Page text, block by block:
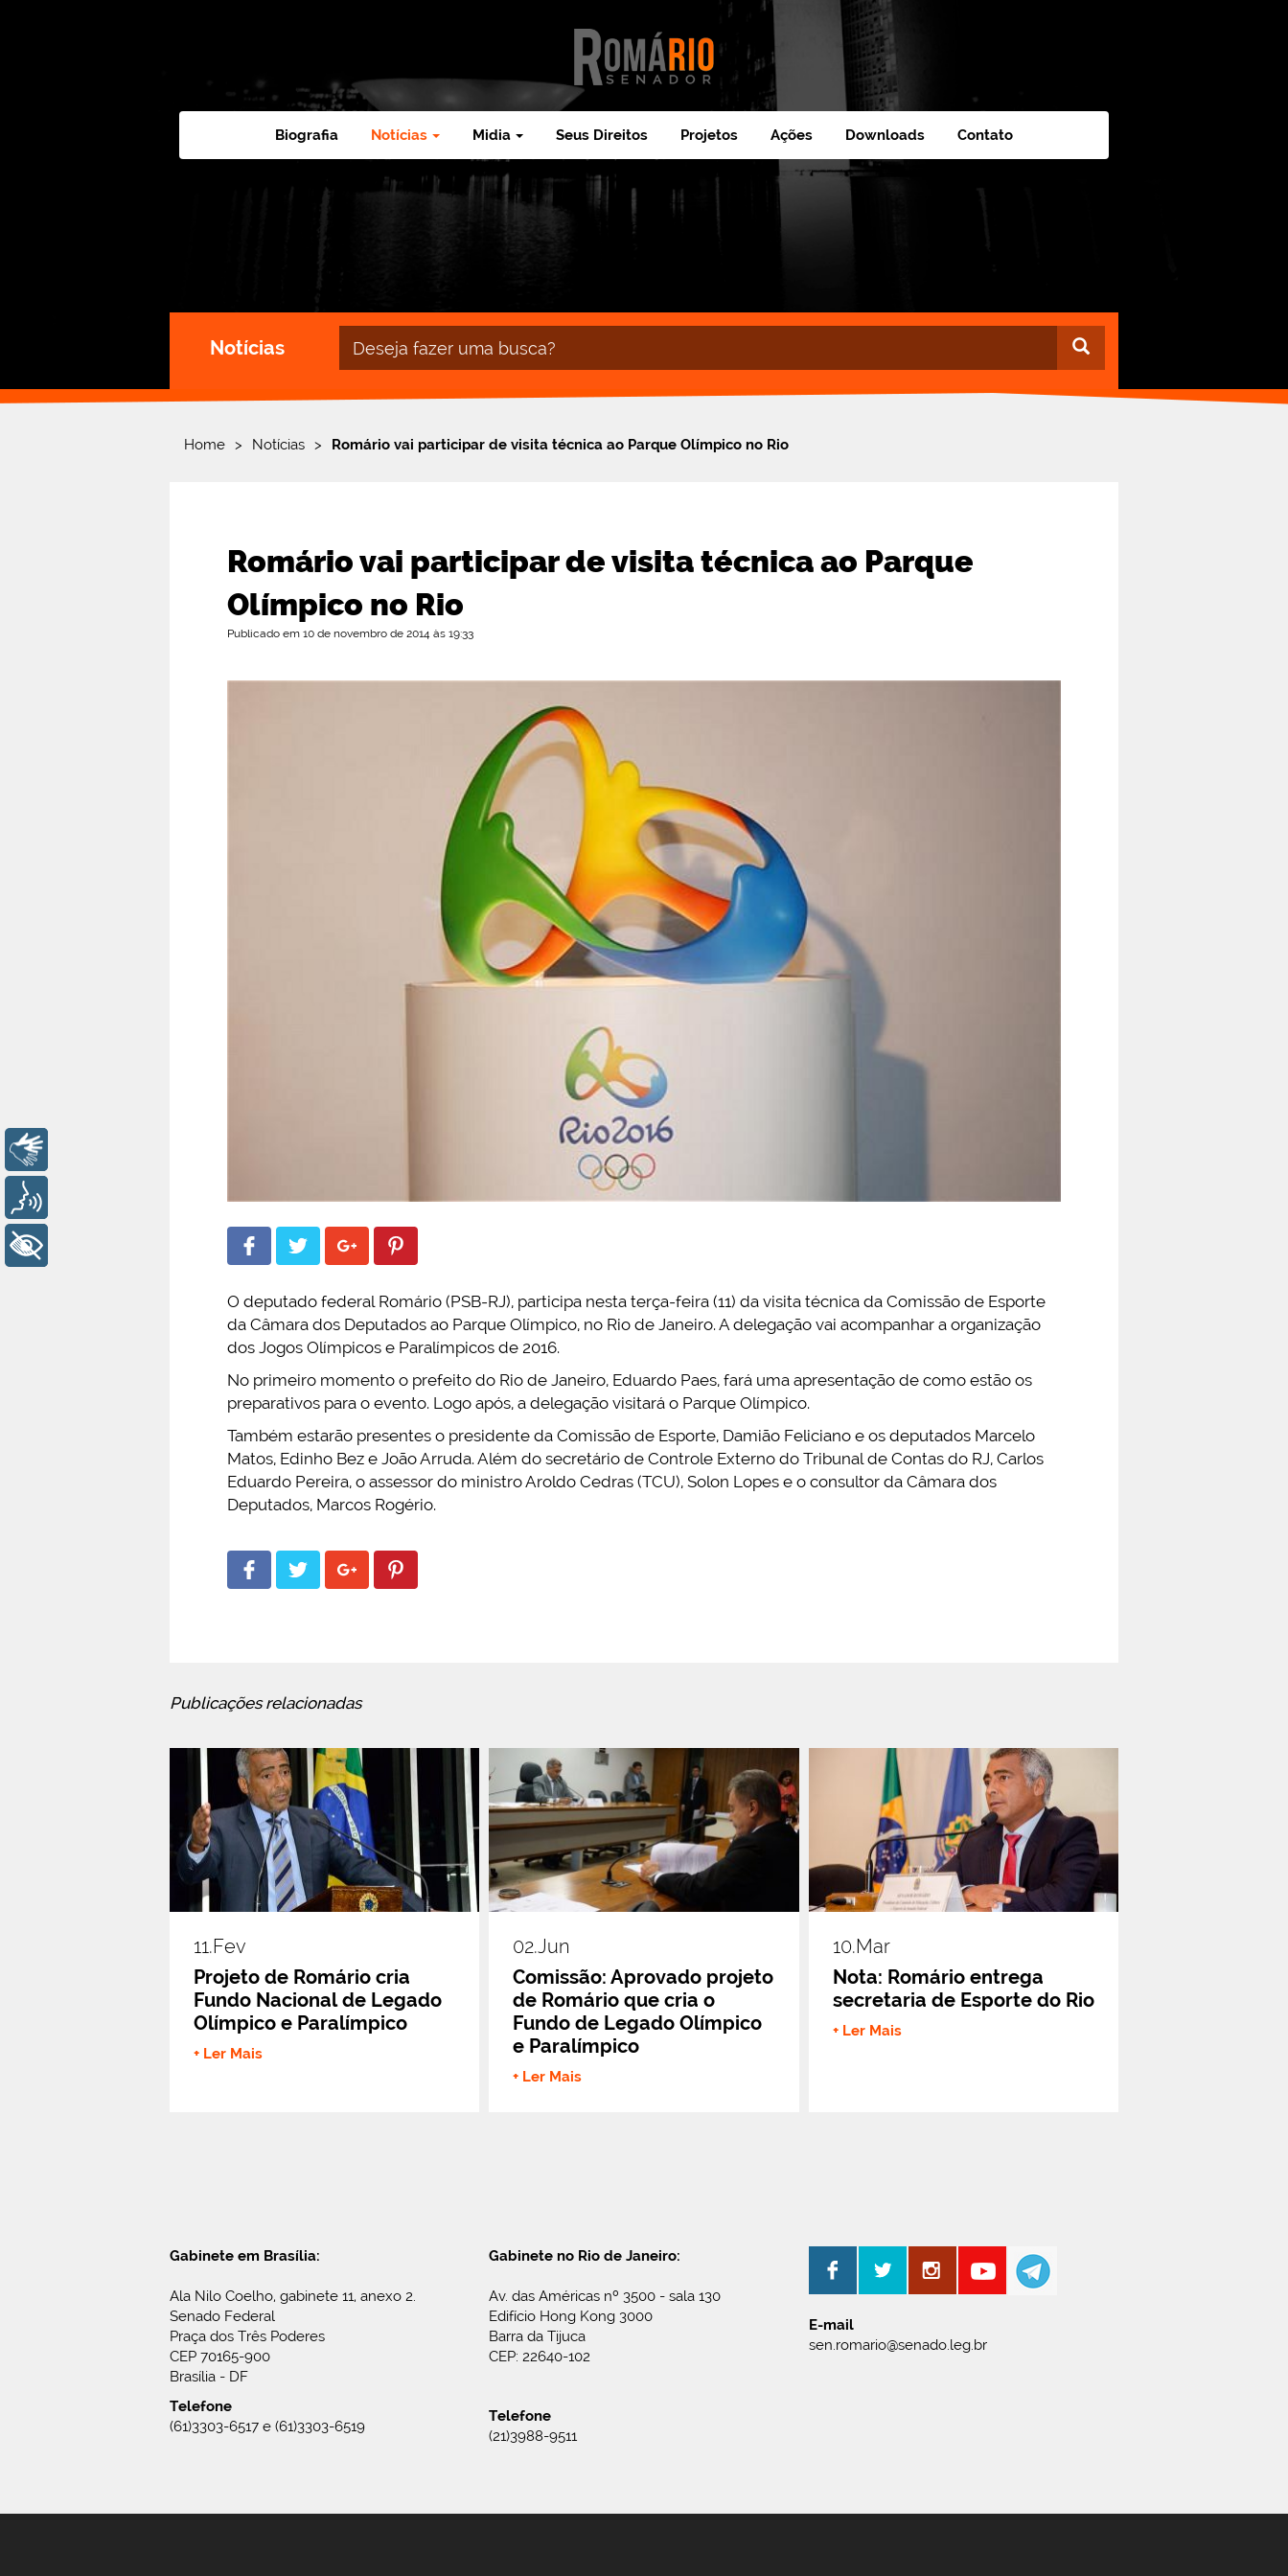
Biografia Notícias Midia Seus Direitos Projetos Ações Downloads Contato
Notícias
busca
Buscar
Home > Notícias > Romário vai participar de visita técnica ao Parque Olímpico no Rio
Romário vai participar de visita técnica ao Parque
Olímpico no Rio
Publicado em 10 de novembro de 2014 às 19:33
O deputado federal Romário (PSB-RJ), participa nesta terça-feira (11) da visita técnica da Comissão de Esporte
da Câmara dos Deputados ao Parque Olímpico, no Rio de Janeiro. A delegação vai acompanhar a organização
dos Jogos Olímpicos e Paralímpicos de 2016.
No primeiro momento o prefeito do Rio de Janeiro, Eduardo Paes, fará uma apresentação de como estão os
preparativos para o evento. Logo após, a delegação visitará o Parque Olímpico.
Também estarão presentes o presidente da Comissão de Esporte, Damião Feliciano e os deputados Marcelo
Matos, Edinho Bez e João Arruda. Além do secretário de Controle Externo do Tribunal de Contas do RJ, Carlos
Eduardo Pereira, o assessor do ministro Aroldo Cedras (TCU), Solon Lopes e o consultor da Câmara dos
Deputados, Marcos Rogério.
Publicações relacionadas
11.fev
Projeto de Romário cria
Fundo Nacional de Legado
Olímpico e Paralímpico
+ Ler Mais
02.jun
Comissão: Aprovado projeto
de Romário que cria o
Fundo de Legado Olímpico
e Paralímpico
+ Ler Mais
10.mar
Nota: Romário entrega
secretaria de Esporte do Rio
+ Ler Mais
Gabinete em Brasília:
Ala Nilo Coelho, gabinete 11, anexo 2.
Senado Federal
Praça dos Três Poderes
CEP 70165-900
Brasília - DF
Telefone
(61)3303-6517 e (61)3303-6519
Gabinete no Rio de Janeiro:
Av. das Américas nº 3500 - sala 130
Edifício Hong Kong 3000
Barra da Tijuca
CEP: 22640-102
Telefone
(21)3988-9511
E-mail
sen.romario@senado.leg.br